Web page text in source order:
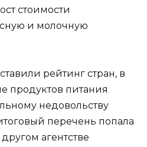
стоимости
и молочную
рейтинг стран, в
продуктов питания
недовольству
перечень попала
агентстве